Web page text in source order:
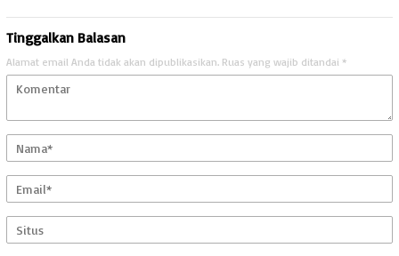
Tinggalkan Balasan
Alamat email Anda tidak akan dipublikasikan. Ruas yang wajib ditandai *